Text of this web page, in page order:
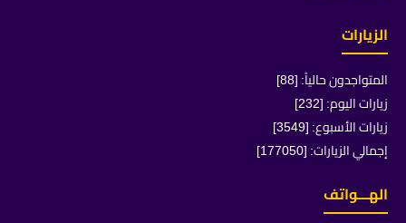
الزيارات
المتواجدون حالياً: [88]
زيارات اليوم: [232]
زيارات الأسبوع: [3549]
إجمالي الزيارات: [177050]
الهـــواتف